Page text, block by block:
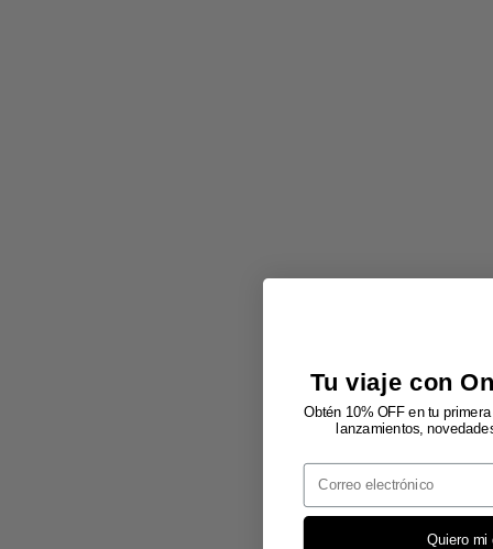
Tu viaje con
Obtén 10% OFF en tu
lanzamientos,
Email
Quiero mi